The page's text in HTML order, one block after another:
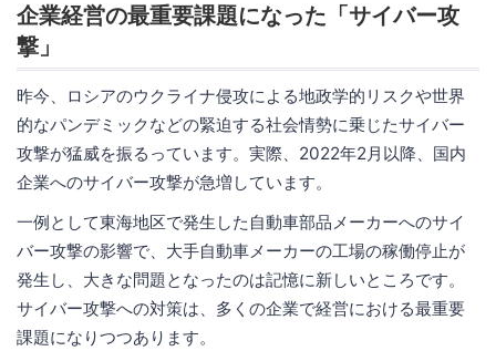
企業経営の最重要課題になった「サイバー攻
撃」
昨今、ロシアのウクライナ侵攻による地政学的リスクや世界
的なパンデミックなどの緊迫する社会情勢に乗じたサイバー
攻撃が猛威を振るっています。実際、2022年2月以降、国内
企業へのサイバー攻撃が急増しています。
一例として東海地区で発生した自動車部品メーカーへのサイ
バー攻撃の影響で、大手自動車メーカーの工場の稼働停止が
発生し、大きな問題となったのは記憶に新しいところです。
サイバー攻撃への対策は、多くの企業で経営における最重要
課題になりつつあります。